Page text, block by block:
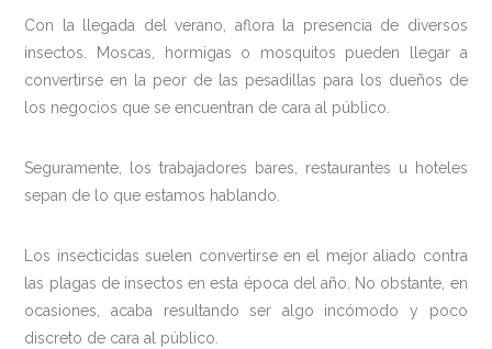
Residencias
Contacto
Con la llegada del verano, aflora la presencia de diversos
insectos. Moscas, hormigas o mosquitos pueden llegar a
convertirse en la peor de las pesadillas para los dueños de
los negocios que se encuentran de cara al público.
Seguramente, los trabajadores bares, restaurantes u hoteles
sepan de lo que estamos hablando.
Los insecticidas suelen convertirse en el mejor aliado contra
las plagas de insectos en esta época del año. No obstante, en
ocasiones, acaba resultando ser algo incómodo y poco
discreto de cara al público.